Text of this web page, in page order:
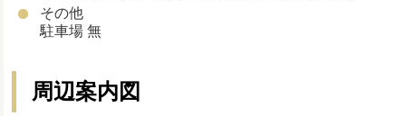
その他
駐車場 無
周辺案内図